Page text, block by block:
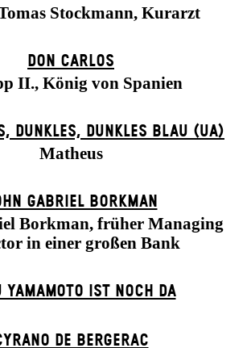
Stockmann, Kurarzt
DON CARLOS
II., König von Spanien
DUNK­LES, DUNK­LES BLAU (UA)
Matheus
GABRIEL BORKMAN
Borkman, früher Managing
in einer großen Bank
YAMAMOTO IST NOCH DA
DE BERGERAC